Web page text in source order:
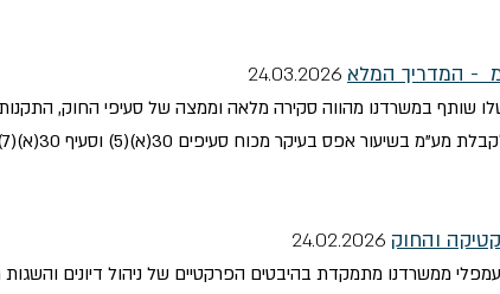
- המדריך המלא
שותף במשרדנו מהווה סקירה מלאה וממצה של סעיפי החוק,
אפס בעיקר מכוח סעיפים 30(א)(5) וסעיף 30(א)(7) לחוק מע"מ.
והחוק
ממשרדנו מתמקדת בהיבטים הפרקטיים של ניהול דיונים